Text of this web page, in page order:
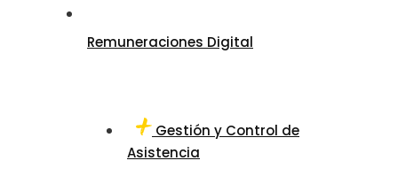
Remuneraciones Digital
Gestión y Control de
Asistencia